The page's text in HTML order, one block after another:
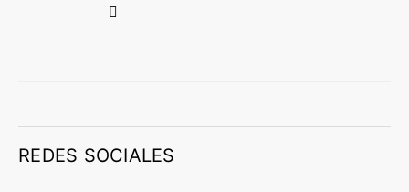
REDES SOCIALES